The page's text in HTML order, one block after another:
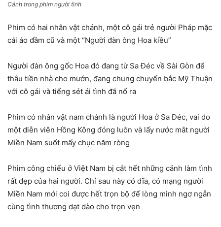
Cảnh trong phim người tình
Phim có hai nhân vật chánh, một cô gái trẻ người Pháp mặc
cái áo đầm cũ và một “Người đàn ông Hoa kiều”
Người đàn ông gốc Hoa đó đang từ Sa Đéc về Sài Gòn để
thâu tiền nhà cho mướn, đang chung chuyến bắc Mỹ Thuận
với cô gái và tiếng sét ái tình đã nổ ra
Phim có nhân vật nam chánh là người Hoa ở Sa Đéc, vai do
một diễn viên Hồng Kông đóng luôn và lấy nước mắt người
Miền Nam suốt mấy chục năm ròng
Phim công chiếu ở Việt Nam bị cắt hết những cảnh làm tình
rất đẹp của hai người. Chỉ sau này có dĩa, có mạng người
Miền Nam mới coi được hết trọn bộ để lòng mình ngơ ngẫn
cùng tình thương dạt dào cho trọn vẹn